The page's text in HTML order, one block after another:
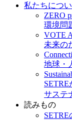
私たちにつ
ZERO
環境問
VOTE
未来の
地球・
SETRE
サステ
読みもの
SETRE